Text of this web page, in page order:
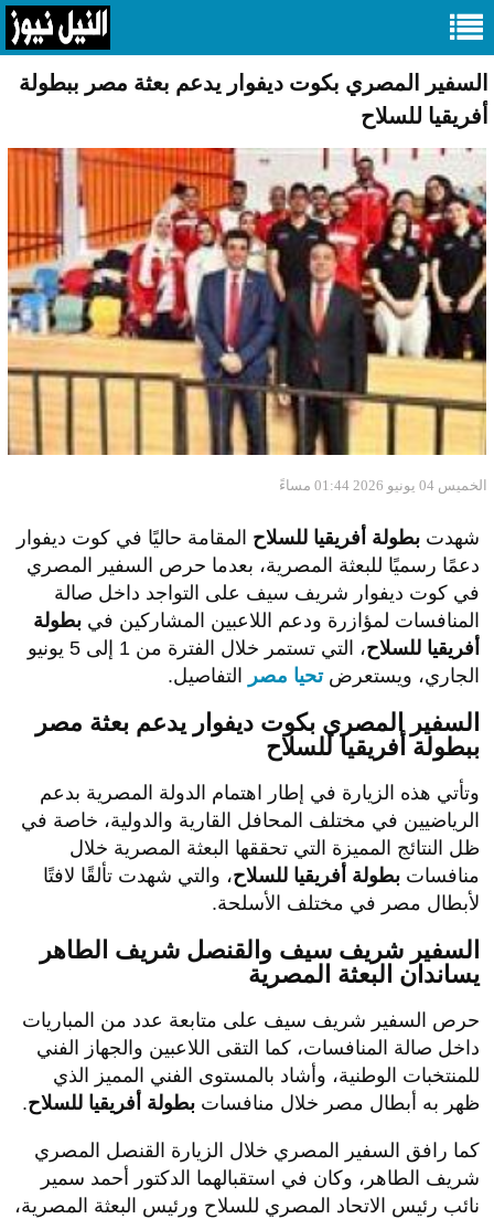
السفير المصري بكوت ديفوار يدعم بعثة مصر ببطولة
أفريقيا للسلاح
الخميس 04 يونيو 2026 01:44 مساءً
شهدت بطولة أفريقيا للسلاح المقامة حاليًا في كوت ديفوار
دعمًا رسميًا للبعثة المصرية، بعدما حرص السفير المصري
في كوت ديفوار شريف سيف على التواجد داخل صالة
المنافسات لمؤازرة ودعم اللاعبين المشاركين في بطولة
أفريقيا للسلاح
، التي تستمر خلال الفترة من 1 إلى 5 يونيو
الجاري، ويستعرضتحيا مصر التفاصيل.
السفير المصري بكوت ديفوار يدعم بعثة مصر
ببطولة أفريقيا للسلاح
وتأتي هذه الزيارة في إطار اهتمام الدولة المصرية بدعم
الرياضيين في مختلف المحافل القارية والدولية، خاصة في
ظل النتائج المميزة التي تحققها البعثة المصرية خلال
منافسات بطولة أفريقيا للسلاح، والتي شهدت تألقًا لافتًا
لأبطال مصر في مختلف الأسلحة.
السفير شريف سيف والقنصل شريف الطاهر
يساندان البعثة المصرية
حرص السفير شريف سيف على متابعة عدد من المباريات
داخل صالة المنافسات، كما التقى اللاعبين والجهاز الفني
للمنتخبات الوطنية، وأشاد بالمستوى الفني المميز الذي
ظهر به أبطال مصر خلال منافسات بطولة أفريقيا للسلاح.
كما رافق السفير المصري خلال الزيارة القنصل المصري
شريف الطاهر، وكان في استقبالهما الدكتور أحمد سمير
نائب رئيس الاتحاد المصري للسلاح ورئيس البعثة المصرية،